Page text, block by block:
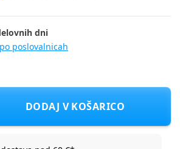
dni
poslovalnicah
00 F Večbarvno 74
DODAJ V KOŠARICO